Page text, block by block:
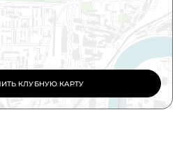
КЛУБНУЮ КАРТУ